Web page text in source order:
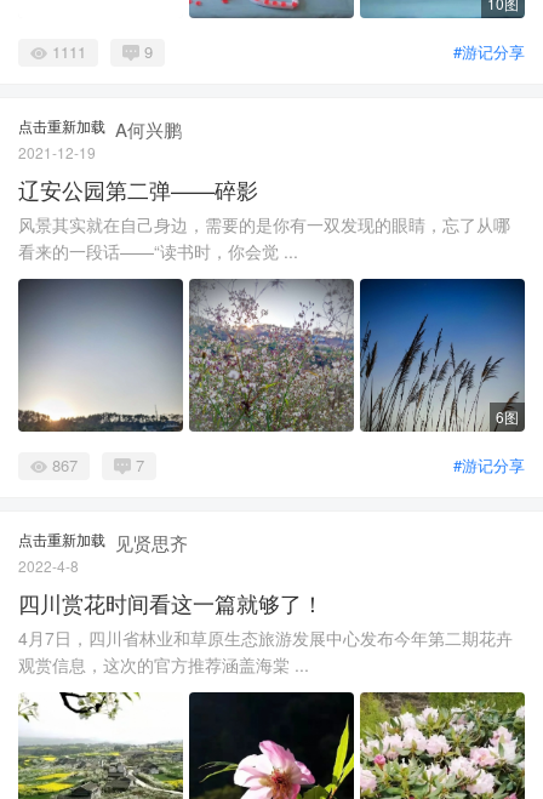
#游记分享
1111 9
点击重新加载 A何兴鹏
2021-12-19
辽安公园第二弹——碎影
风景其实就在自己身边，需要的是你有一双发现的眼睛，忘了从哪
看来的一段话——“读书时，你会觉 ...
6图
#游记分享
867 7
点击重新加载 见贤思齐
2022-4-8
四川赏花时间看这一篇就够了！
4月7日，四川省林业和草原生态旅游发展中心发布今年第二期花卉
观赏信息，这次的官方推荐涵盖海棠 ...